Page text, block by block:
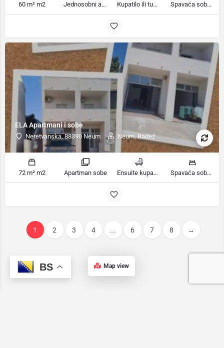
60 m² m2 Jednosobni apartman sobe Kupatilo ili tuš kupatila Spavaća soba 1: 1 bračni krevet | Dnevni boravak: 1 kauč na razvlačenje ležaja
ELA Apartmani i sobe
Neretvanska, 88390 Neum Neum, Radež
72 m² m2 Apartman sobe Ensuite kupaonica, Kupatilo ili tuš kupatila Spavaća soba 1: 1 ekstra veliki bračni krevet | Spavaća soba 2: 1 ekstra veliki bračni krevet | Spavaća soba 3: 1 ekstra veliki bračni krevet | Spavaća soba 4: 1 ekstra veliki bračni krevet ležaja
1 2 3 4 ... 6 7 8 →
Map view
BS